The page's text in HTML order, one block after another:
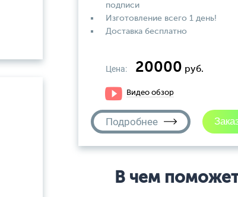
подписи
Изготовление всего 1 день!
Доставка бесплатно
Цена: 20000 руб.
Видео обзор
Подробнее
В чем